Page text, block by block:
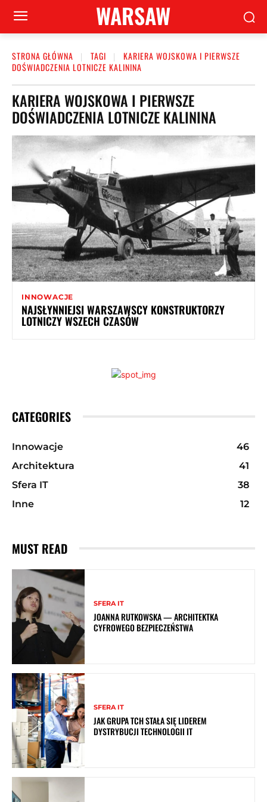
WARSAW
STRONA GŁÓWNA TAGI
KARIERA WOJSKOWA I PIERWSZE
DOŚWIADCZENIA LOTNICZE KALININA
KARIERA WOJSKOWA I PIERWSZE
DOŚWIADCZENIA LOTNICZE KALININA
INNOWACJE
NAJSŁYNNIEJSI WARSZAWSCY KONSTRUKTORZY
LOTNICZY WSZECH CZASÓW
CATEGORIES
Innowacje
46
Architektura
41
Sfera IT
38
Inne
12
MUST READ
SFERA IT
JOANNA RUTKOWSKA — ARCHITEKTKA
CYFROWEGO BEZPIECZEŃSTWA
SFERA IT
JAK GRUPA TCH STAŁA SIĘ LIDEREM
DYSTRYBUCJI TECHNOLOGII IT